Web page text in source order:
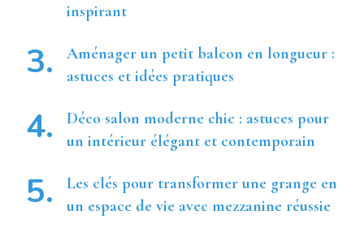
inspirant
Aménager un petit balcon en longueur :
astuces et idées pratiques
Déco salon moderne chic : astuces pour
un intérieur élégant et contemporain
Les clés pour transformer une grange en
un espace de vie avec mezzanine réussie